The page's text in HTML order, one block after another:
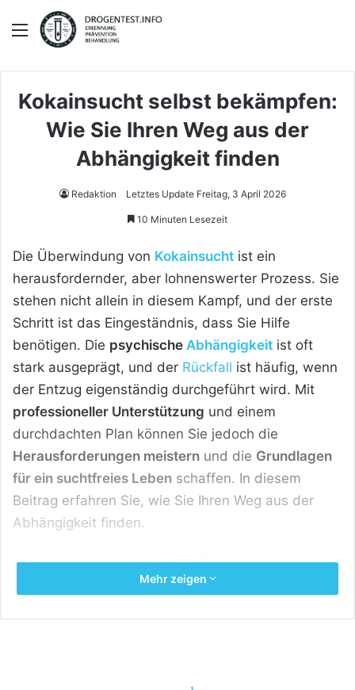
Menü
Kokainsucht selbst bekämpfen:
Wie Sie Ihren Weg aus der
Abhängigkeit finden
Redaktion Letztes Update Freitag, 3 April 2026
10 Minuten Lesezeit
Die Überwindung von Kokainsucht ist ein
herausfordernder, aber lohnenswerter Prozess. Sie
stehen nicht allein in diesem Kampf, und der erste
Schritt ist das Eingeständnis, dass Sie Hilfe
benötigen. Die psychische Abhängigkeit ist oft
stark ausgeprägt, und der Rückfall ist häufig, wenn
der Entzug eigenständig durchgeführt wird. Mit
professioneller Unterstützung und einem
durchdachten Plan können Sie jedoch die
Herausforderungen meistern und die Grundlagen
für ein suchtfreies Leben schaffen. In diesem
Beitrag erfahren Sie, wie Sie Ihren Weg aus der
Abhängigkeit finden.
Inhaltsverzeichnis [Zeigen]
Alles Wichtige zum Thema
Mehr zeigen